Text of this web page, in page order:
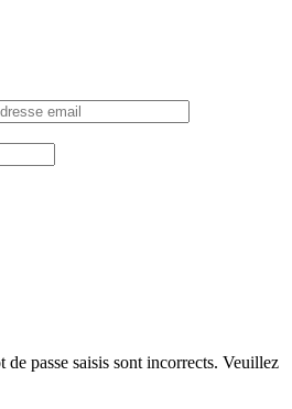
de passe saisis sont incorrects. Veuillez